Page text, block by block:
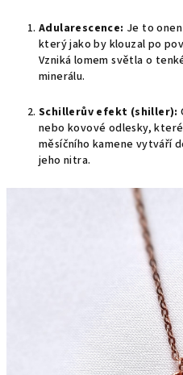
Adularescence: Je to
který jako by klouzal po
Vzniká lomem světla o
minerálu.
Schillerův efekt (shiller):
nebo kovové odlesky,
měsíčního kamene vytváří
jeho nitra.